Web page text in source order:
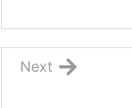
Next